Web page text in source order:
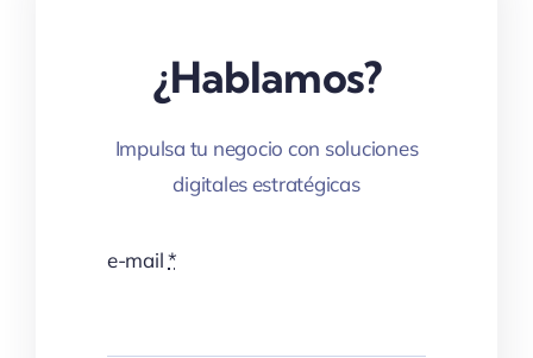
¿Hablamos?
Impulsa tu negocio con soluciones
digitales estratégicas
e-mail*